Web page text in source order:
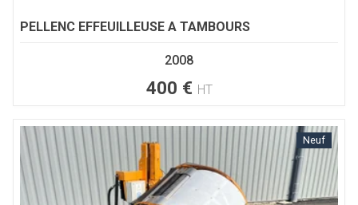
PELLENC EFFEUILLEUSE A TAMBOURS
2008
400 € HT
Neuf